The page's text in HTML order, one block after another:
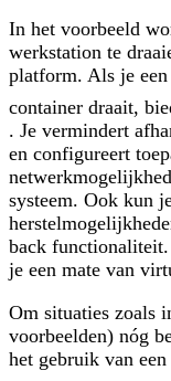
In het voorbeeld
werkstation te
platform. Als je
container draait,
. Je vermindert
en configureert
systeem. Ook kun
back
je een mate van
Om situaties zoals
voorbeelden) nóg
het gebruik van